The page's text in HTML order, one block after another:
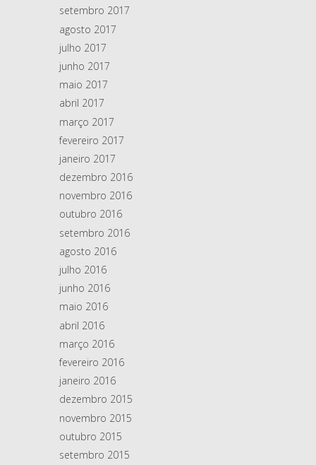
setembro 2017
agosto 2017
julho 2017
junho 2017
maio 2017
abril 2017
março 2017
fevereiro 2017
janeiro 2017
dezembro 2016
novembro 2016
outubro 2016
setembro 2016
agosto 2016
julho 2016
junho 2016
maio 2016
abril 2016
março 2016
fevereiro 2016
janeiro 2016
dezembro 2015
novembro 2015
outubro 2015
setembro 2015